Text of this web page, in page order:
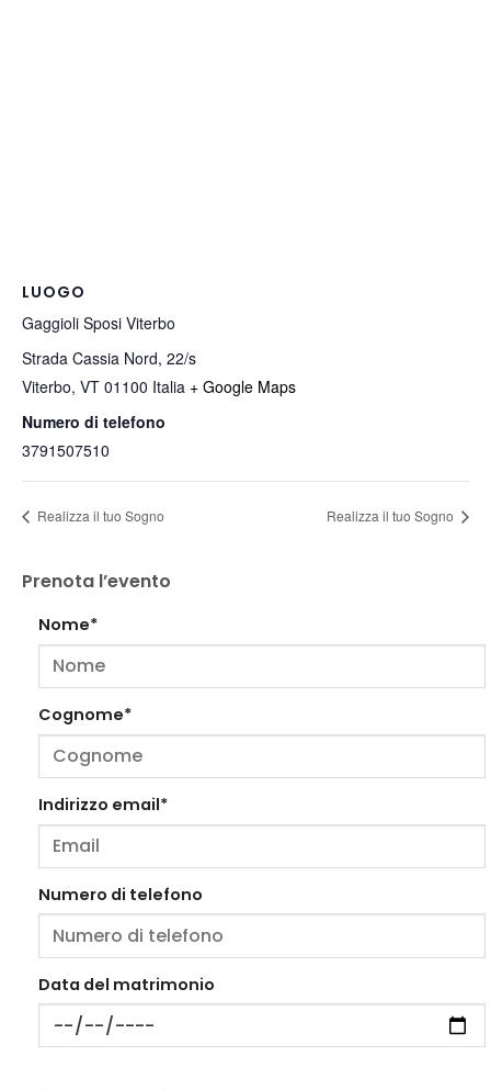
LUOGO
Gaggioli Sposi Viterbo
Strada Cassia Nord, 22/s
Viterbo, VT 01100 Italia + Google Maps
Numero di telefono
3791507510
Realizza il tuo Sogno Realizza il tuo Sogno
Prenota l’evento
Nome*
Cognome*
Indirizzo email*
Numero di telefono
Data del matrimonio